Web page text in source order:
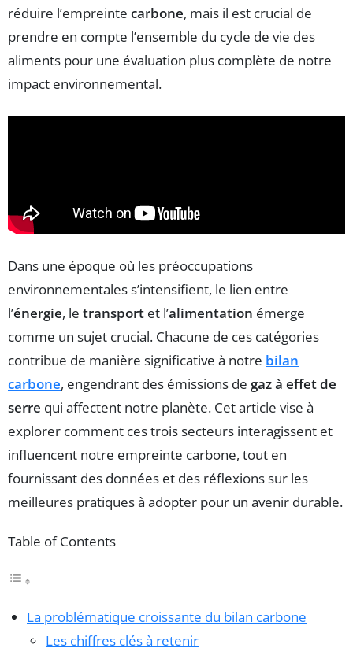
réduire l’empreinte carbone, mais il est crucial de
prendre en compte l’ensemble du cycle de vie des
aliments pour une évaluation plus complète de notre
impact environnemental.
Dans une époque où les préoccupations
environnementales s’intensifient, le lien entre
l’énergie, le transport et l’alimentation émerge
comme un sujet crucial. Chacune de ces catégories
contribue de manière significative à notre bilan
carbone, engendrant des émissions de gaz à effet de
serre qui affectent notre planète. Cet article vise à
explorer comment ces trois secteurs interagissent et
influencent notre empreinte carbone, tout en
fournissant des données et des réflexions sur les
meilleures pratiques à adopter pour un avenir durable.
Table of Contents
La problématique croissante du bilan carbone
Les chiffres clés à retenir